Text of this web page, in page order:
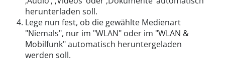
herunterladen soll.
Lege nun fest, ob die gewählte Medienart
"Niemals", nur im "WLAN" oder im "WLAN &
Mobilfunk" automatisch heruntergeladen
werden soll.